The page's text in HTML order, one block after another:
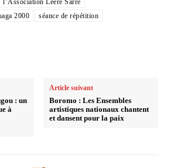
l’Association Leere Sarre
2000
séance de répétition
: un
à
Article suivant
Boromo : Les Ensembles
artistiques nationaux chantent
et dansent pour la paix